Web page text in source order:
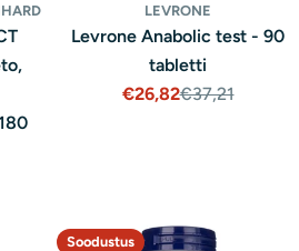
LEVRONE
Levrone Anabolic test - 90
tabletti
Müügihind
€26,82Tavaline
€37,21
Soodustus